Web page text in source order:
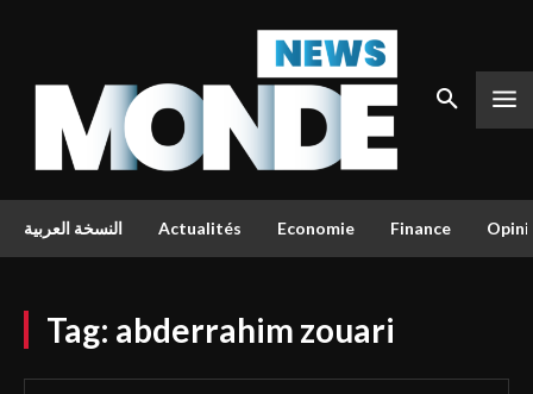
النسخة العربية Actualités Economie Finance
Tag: abderrahim zouari